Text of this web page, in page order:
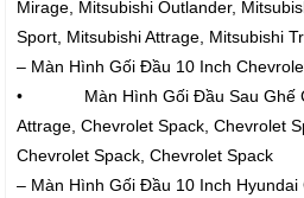
Mirage, Mitsubishi Outlander,
Sport, Mitsubishi Attrage, Mitsubishi
– Màn Hình Gối Đầu 10 Inch
• Màn Hình Gối Đầu Sau Ghế
Attrage, Chevrolet Spack, Chevrolet
Chevrolet Spack, Chevrolet Spack
– Màn Hình Gối Đầu 10 Inch Hyundai